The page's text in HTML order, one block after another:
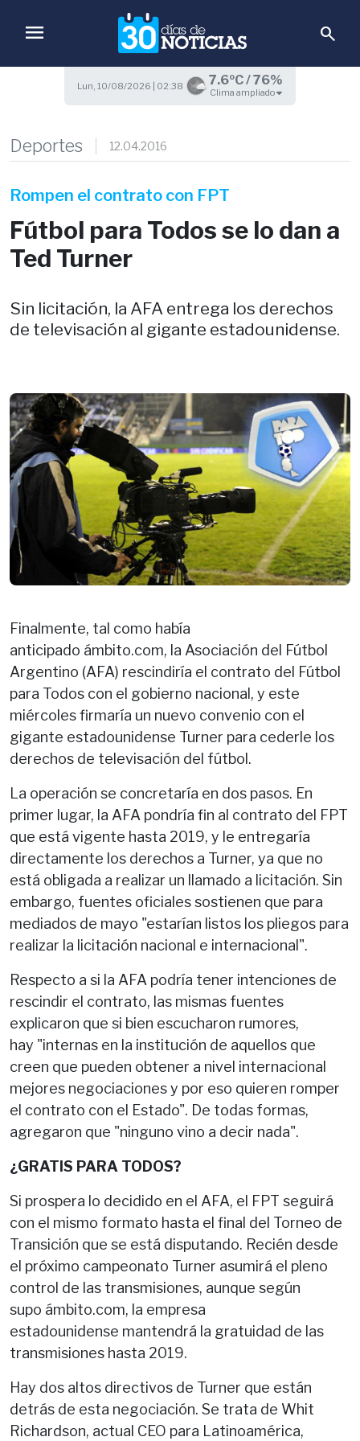
menu search
Lun, 10/08/2026 | 02:38 7.6ºC / 76%
Clima ampliado
Deportes 12.04.2016
Rompen el contrato con FPT
Fútbol para Todos se lo dan a
Ted Turner
Sin licitación, la AFA entrega los derechos
de televisación al gigante estadounidense.
Finalmente, tal como había
anticipado ámbito.com, la Asociación del Fútbol
Argentino (AFA) rescindiría el contrato del Fútbol
para Todos con el gobierno nacional, y este
miércoles firmaría un nuevo convenio con el
gigante estadounidense Turner para cederle los
derechos de televisación del fútbol.
La operación se concretaría en dos pasos. En
primer lugar, la AFA pondría fin al contrato del FPT
que está vigente hasta 2019, y le entregaría
directamente los derechos a Turner, ya que no
está obligada a realizar un llamado a licitación. Sin
embargo, fuentes oficiales sostienen que para
mediados de mayo "estarían listos los pliegos para
realizar la licitación nacional e internacional".
Respecto a si la AFA podría tener intenciones de
rescindir el contrato, las mismas fuentes
explicaron que si bien escucharon rumores,
hay "internas en la institución de aquellos que
creen que pueden obtener a nivel internacional
mejores negociaciones y por eso quieren romper
el contrato con el Estado". De todas formas,
agregaron que "ninguno vino a decir nada".
¿GRATIS PARA TODOS?
Si prospera lo decidido en el AFA, el FPT seguirá
con el mismo formato hasta el final del Torneo de
Transición que se está disputando. Recién desde
el próximo campeonato Turner asumirá el pleno
control de las transmisiones, aunque según
supo ámbito.com, la empresa
estadounidense mantendrá la gratuidad de las
transmisiones hasta 2019.
Hay dos altos directivos de Turner que están
detrás de esta negociación. Se trata de Whit
Richardson, actual CEO para Latinoamérica,